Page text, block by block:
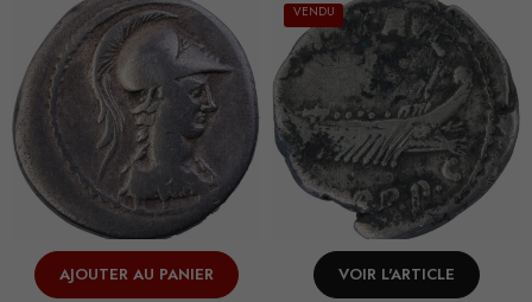
AJOUTER AU PANIER
VENDU
VOIR L'ARTICLE